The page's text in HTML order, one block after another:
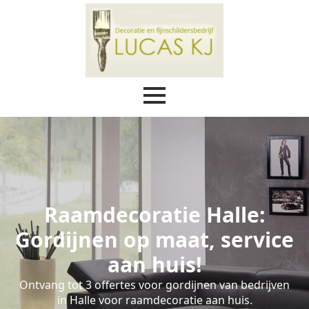
Raamdecoratie Halle:
Gordijnen op maat, service
aan huis!
Ontvang tot 3 offertes voor gordijnen van bedrijven
in Halle voor raamdecoratie aan huis.